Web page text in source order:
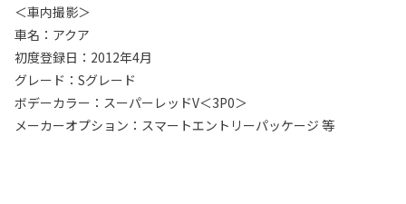
＜車内撮影＞
車名：アクア
初度登録日：2012年4月
グレード：Sグレード
ボデーカラー：スーパーレッドV＜3P0＞
メーカーオプション：スマートエントリーパッケージ 等